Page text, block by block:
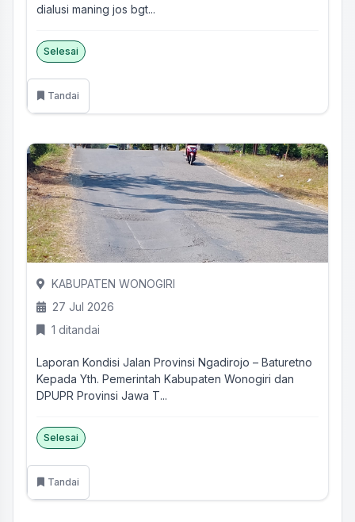
dialusi maning jos bgt...
Selesai
Tandai
KABUPATEN WONOGIRI
27 Jul 2026
1 ditandai
Laporan Kondisi Jalan Provinsi Ngadirojo – Baturetno
Kepada Yth. Pemerintah Kabupaten Wonogiri dan
DPUPR Provinsi Jawa T...
Selesai
Tandai